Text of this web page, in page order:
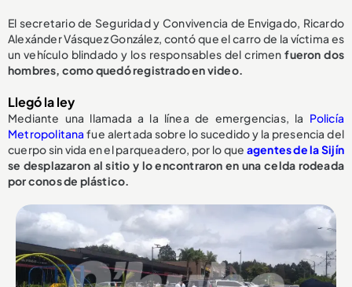
El secretario de Seguridad y Convivencia de Envigado, Ricardo
Alexánder Vásquez González, contó que el carro de la víctima es
un vehículo blindado y los responsables del crimenfueron dos
hombres, como quedó registrado en video.
Llegó la ley
Mediante una llamada a la línea de emergencias, la Policía
Metropolitana fue alertada sobre lo sucedido y la presencia del
cuerpo sin vida en el parqueadero, por lo que agentes de la Sijín
se desplazaron al sitio y lo encontraron en una celda rodeada
por conos de plástico.